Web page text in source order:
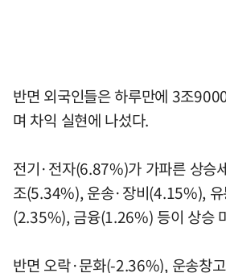
반면 외국인들은 하루만에 3조
며 차익 실현에 나섰다.
전기·전자(6.87%)가 가파른 상승
조(5.34%), 운송·장비(4.15%),
(2.35%), 금융(1.26%) 등이 상승
반면 오락·문화(-2.36%), 운송창